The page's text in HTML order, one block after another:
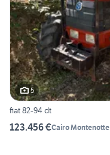
5
fiat 82-94 dt
123.456 €Cairo Montenotte